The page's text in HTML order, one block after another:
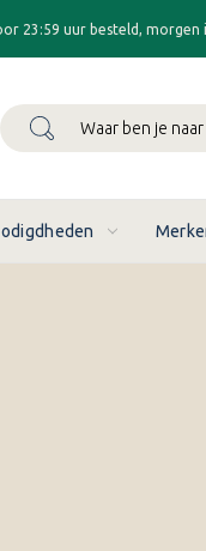
23:59 uur besteld, morgen
Zoeken